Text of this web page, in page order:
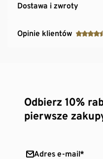
Dostawa i zwroty
Opinie klientów
Odbierz 10%
pierwsze
Adres e-mail*